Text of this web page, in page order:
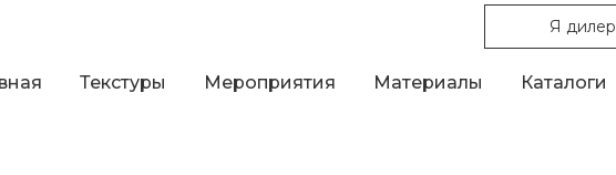
Я дилер
Текстуры Мероприятия Материалы Каталоги